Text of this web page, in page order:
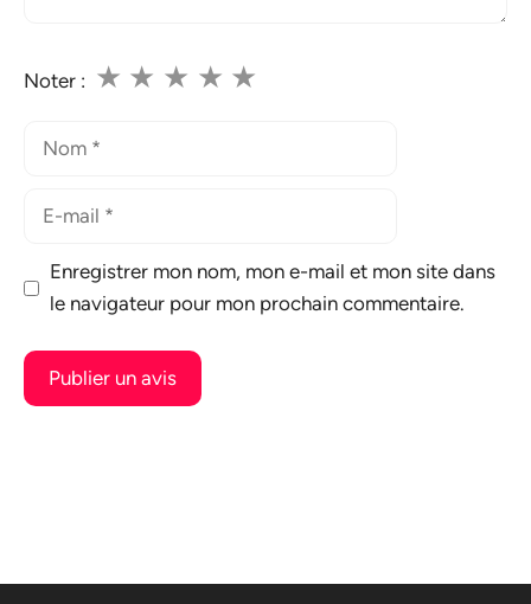
Noter : ★
★
★
★
★
Nom
Enregistrer mon nom, mon e-mail et mon site dans
le navigateur pour mon prochain commentaire.